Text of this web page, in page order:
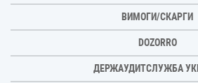
ВИМОГИ/СКАРГИ
DOZORRO
ДЕРЖАУДИТСЛУЖБА